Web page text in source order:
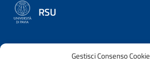
Gestisci Consenso Cookie
RSU
RAPPRESENTANZE SINDACALI UNITARIE